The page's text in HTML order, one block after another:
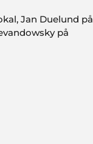
Jan Duelund på
på